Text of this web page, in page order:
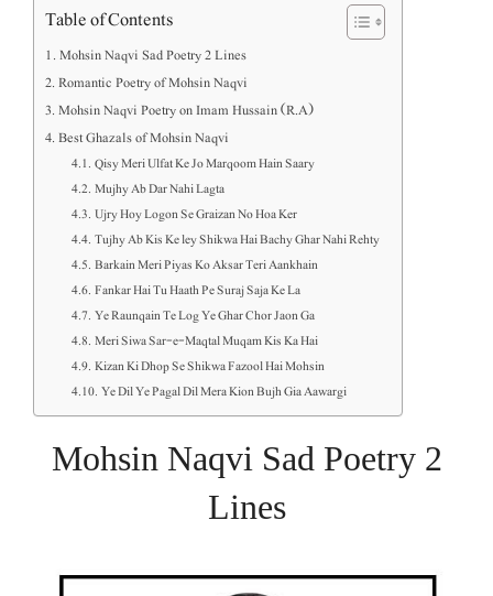
Table of Contents
Mohsin Naqvi Sad Poetry 2 Lines
Romantic Poetry of Mohsin Naqvi
Mohsin Naqvi Poetry on Imam Hussain (R.A)
Best Ghazals of Mohsin Naqvi
Qisy Meri Ulfat Ke Jo Marqoom Hain Saary
Mujhy Ab Dar Nahi Lagta
Ujry Hoy Logon Se Graizan No Hoa Ker
Tujhy Ab Kis Ke ley Shikwa Hai Bachy Ghar Nahi Rehty
Barkain Meri Piyas Ko Aksar Teri Aankhain
Fankar Hai Tu Haath Pe Suraj Saja Ke La
Ye Raunqain Te Log Ye Ghar Chor Jaon Ga
Meri Siwa Sar-e-Maqtal Muqam Kis Ka Hai
Kizan Ki Dhop Se Shikwa Fazool Hai Mohsin
Ye Dil Ye Pagal Dil Mera Kion Bujh Gia Aawargi
Mohsin Naqvi Sad Poetry 2
Lines